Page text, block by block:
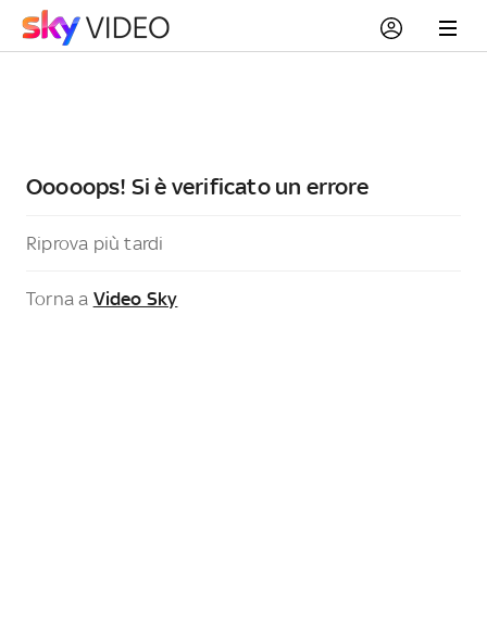
Ooooops! Si è verificato un errore
Riprova più tardi
Torna a Video Sky